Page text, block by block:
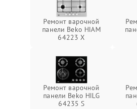
Ремонт варочной
панели Beko HIAM
64223 X
Ремонт варочной
панели Beko HILG
64235 S